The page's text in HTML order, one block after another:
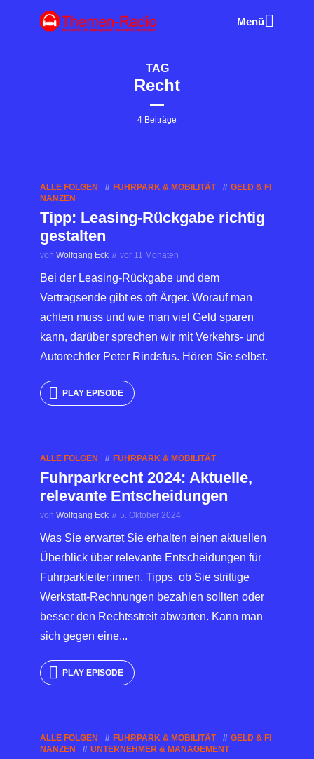
Menü
TAG
Recht
4 Beiträge
ALLE FOLGEN FUHRPARK & MOBILITÄT
GELD & FI
NANZEN
Tipp: Leasing-Rückgabe richtig
gestalten
von Wolfgang Eck vor 11 Monaten
Bei der Leasing-Rückgabe und dem
Vertragsende gibt es oft Ärger. Worauf man
achten muss und wie man viel Geld sparen
kann, darüber sprechen wir mit Verkehrs- und
Autorechtler Peter Rindsfus. Hören Sie selbst.
PLAY EPISODE
ALLE FOLGEN FUHRPARK & MOBILITÄT
Fuhrparkrecht 2024: Aktuelle,
relevante Entscheidungen
von Wolfgang Eck 5. Oktober 2024
Was Sie erwartet Sie erhalten einen aktuellen
Überblick über relevante Entscheidungen für
Fuhrparkleiter:innen. Tipps, ob Sie strittige
Werkstatt-Rechnungen bezahlen sollten oder
besser den Rechtsstreit abwarten. Kann man
sich gegen eine...
PLAY EPISODE
ALLE FOLGEN FUHRPARK & MOBILITÄT
GELD & FI
NANZEN
UNTERNEHMER & MANAGEMENT